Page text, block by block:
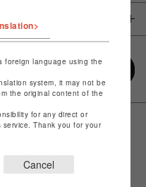
foreign language using the
system, it may not be
the original content of the
for any direct or
Thank you for your
Cancel